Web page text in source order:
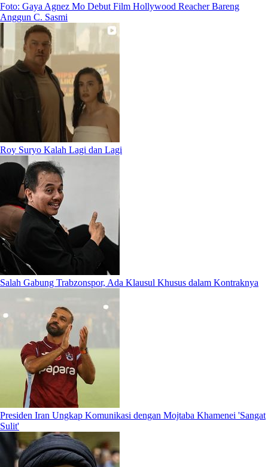
Foto: Gaya Agnez Mo Debut Film Hollywood Reacher Bareng
Anggun C. Sasmi
Roy Suryo Kalah Lagi dan Lagi
Salah Gabung Trabzonspor, Ada Klausul Khusus dalam Kontraknya
Presiden Iran Ungkap Komunikasi dengan Mojtaba Khamenei 'Sangat
Sulit'